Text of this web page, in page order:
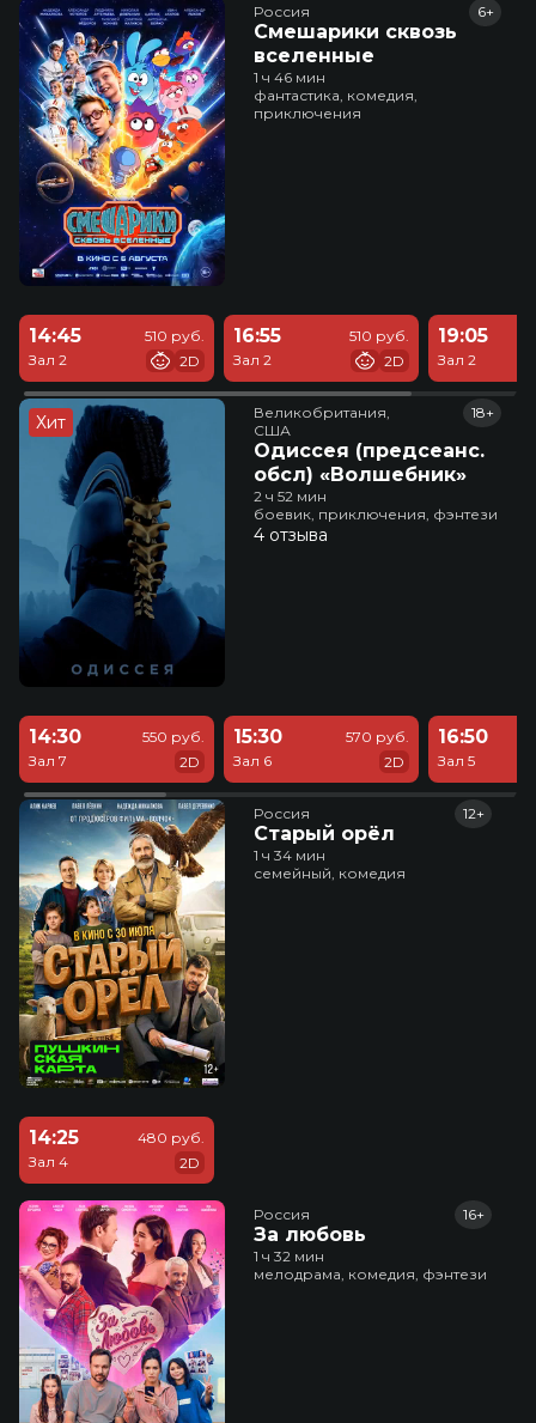
Россия
Смешарики сквозь
вселенные
6+
1 ч 46 мин
фантастика, комедия,
приключения
14:45
Зал 2
510 руб.
2D
16:55
Зал 2
510 руб.
2D
19:05
Зал 2
Хит
Великобритания,
США
Одиссея (предсеанс.
обсл) «Волшебник»
18+
2 ч 52 мин
боевик, приключения, фэнтези
4 отзыва
14:30
Зал 7
550 руб.
2D
15:30
Зал 6
570 руб.
2D
16:50
Зал 5
Россия
Старый орёл
12+
1 ч 34 мин
семейный, комедия
14:25
Зал 4
480 руб.
2D
Россия
За любовь
16+
1 ч 32 мин
мелодрама, комедия, фэнтези